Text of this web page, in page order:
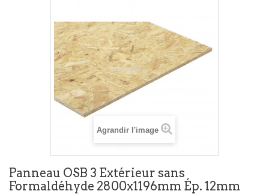
Agrandir l'image
Panneau OSB 3 Extérieur sans
Formaldéhyde 2800x1196mm Ép. 12mm